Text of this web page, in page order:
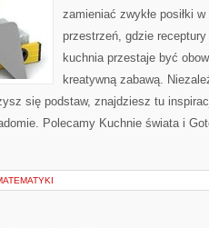
zamieniać zwykłe posiłki
przestrzeń, gdzie
kuchnia przestaje być
kreatywną zabawą.
się podstaw, znajdziesz tu
Polecamy Kuchnie świata i